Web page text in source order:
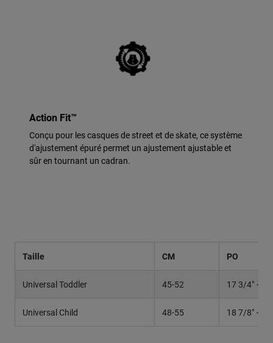
Action Fit™
Conçu pour les casques de street et de skate, ce système
d'ajustement épuré permet un ajustement ajustable et
sûr en tournant un cadran.
Taille CM PO
Universal Toddler 45-52 17 3/4" –
Universal Child 48-55 18 7/8" –